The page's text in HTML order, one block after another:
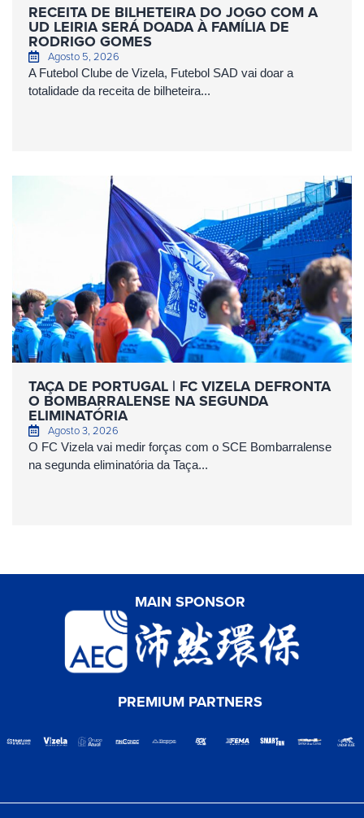
RECEITA DE BILHETEIRA DO JOGO COM A
UD LEIRIA SERÁ DOADA À FAMÍLIA DE
RODRIGO GOMES
Agosto 5, 2026
A Futebol Clube de Vizela, Futebol SAD vai doar a
totalidade da receita de bilheteira...
TAÇA DE PORTUGAL | FC VIZELA DEFRONTA
O BOMBARRALENSE NA SEGUNDA
ELIMINATÓRIA
Agosto 3, 2026
O FC Vizela vai medir forças com o SCE Bombarralense
na segunda eliminatória da Taça...
MAIN SPONSOR
PREMIUM PARTNERS